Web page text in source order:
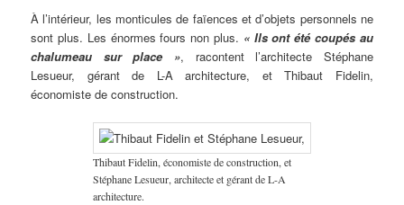
À l’intérieur, les monticules de faïences et d’objets personnels ne
sont plus. Les énormes fours non plus. « Ils ont été coupés au
chalumeau sur place », racontent l’architecte Stéphane
Lesueur, gérant de L-A architecture, et Thibaut Fidelin,
économiste de construction.
Thibaut Fidelin, économiste de construction, et
Stéphane Lesueur, architecte et gérant de L-A
architecture.